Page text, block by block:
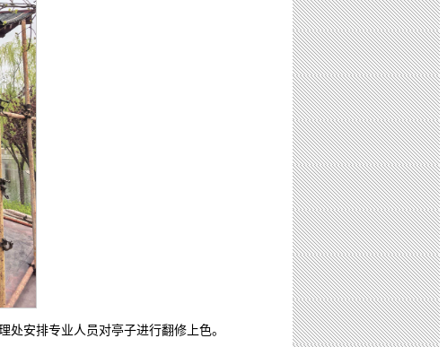
安排专业人员对亭子进行翻修上色。